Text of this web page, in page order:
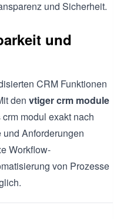
und Sicherheit.
und
CRM Funktionen
den vtiger crm module
modul exakt nach
Anforderungen
Workflow-
von Prozesse